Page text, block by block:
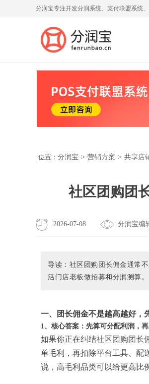
分润宝专注开发分润系统、支付联盟系统
位置： 分润宝 > 营销方案 > 共享店
社区团购团
2026-07-08 分润宝编
导读：社区团购团长佣金通常
活门店老板做招募和分润测算。
一、团长佣金不是越高越好，
1、核心答案：先算可分配利润，
如果你正在纠结社区团购团长
单毛利，再扣除平台工具、配
说，高毛利品类可以给更高比